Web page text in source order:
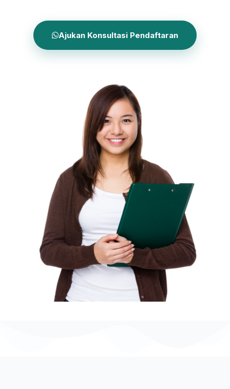
Ajukan Konsultasi Pendaftaran